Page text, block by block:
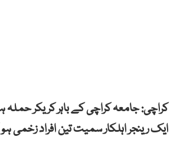
کراچی: جامعہ کراچی کے باہر کریکر
ایک رینجر اہلکار سمیت تین افراد زخمی